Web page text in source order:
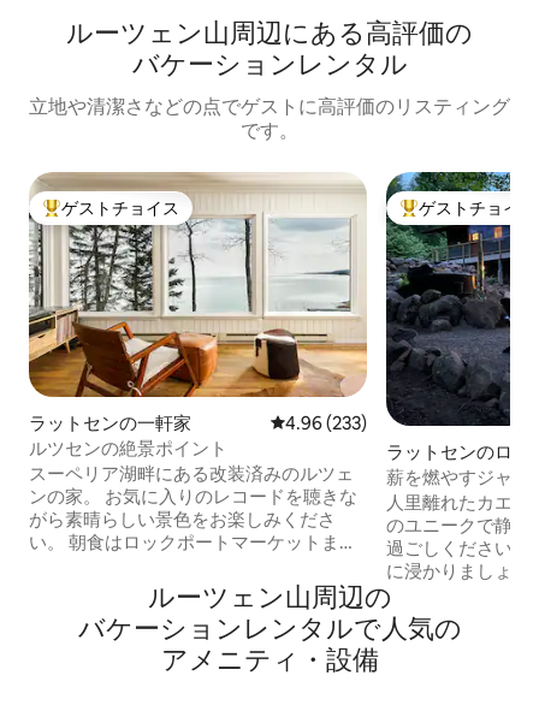
ルーツェン山⁠周⁠辺⁠に⁠あ⁠る高⁠評⁠価⁠の
バ⁠ケ⁠ー⁠シ⁠ョ⁠ン⁠レ⁠ン⁠タ⁠ル
立地や清潔さなどの点でゲストに高評価のリスティング
です。
大好評のゲストチョイスです。
ゲストチョイス
ラットセンの一軒家 レビュー233件、5つ星中4.96つ
4.96 (233)
ルツセンの絶景ポイント
スーペリア湖畔にある改装済みのルツェ
ンの家。 お気に入りのレコードを聴きな
がら素晴らしい景色をお楽しみくださ
い。 朝食はロックポートマーケットまで
ーを飲んだりしましょう。 高速インター
ネット接続で「在宅勤務」。 焚き火の周
りでスモアを作ったり、ハイキングに出
かけたり、ノースショアワイナリーに行
ったり、アルパインスライドを体験した
大好評のゲスト
ゲストチョイス
ラットセンのログ
薪を燃やすジャグ
ッキネット、映画
人里離れたカエデ
のユニークで静か
過ごしください。 薪を燃やすジャグジー
に浸かりましょう
ッショナルなWolf
気分を味わって
ヒーを飲んだり、
ルーツェン山⁠周⁠辺⁠の
バ⁠ケ⁠ー⁠シ⁠ョ⁠ン⁠レ⁠ン⁠タ⁠ル⁠で人⁠気⁠の
ア⁠メ⁠ニ⁠テ⁠ィ⁠・⁠設⁠備